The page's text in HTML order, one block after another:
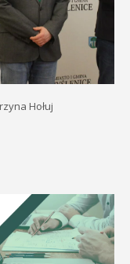
Hołuj